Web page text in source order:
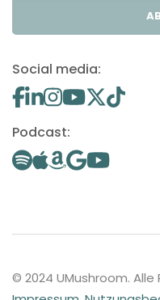
Social media:
Podcast:
© 2024 UMushroom.